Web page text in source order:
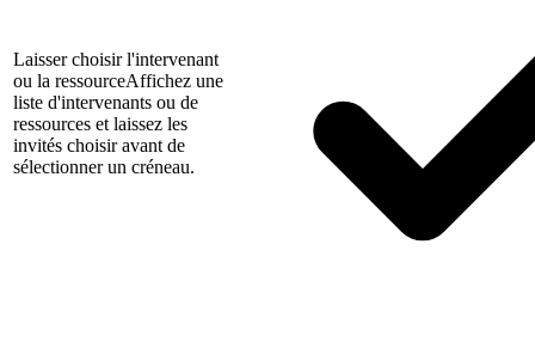
Laisser choisir l'intervenant
ou la ressourceAffichez une
liste d'intervenants ou de
ressources et laissez les
invités choisir avant de
sélectionner un créneau.